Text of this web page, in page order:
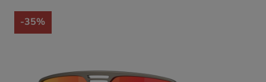
-35%